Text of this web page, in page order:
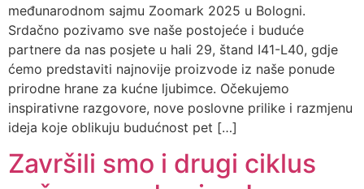
međunarodnom sajmu Zoomark 2025 u Bologni.
Srdačno pozivamo sve naše postojeće i buduće
partnere da nas posjete u hali 29, štand I41-L40, gdje
ćemo predstaviti najnovije proizvode iz naše ponude
prirodne hrane za kućne ljubimce. Očekujemo
inspirativne razgovore, nove poslovne prilike i razmjenu
ideja koje oblikuju budućnost pet […]
Završili smo i drugi ciklus